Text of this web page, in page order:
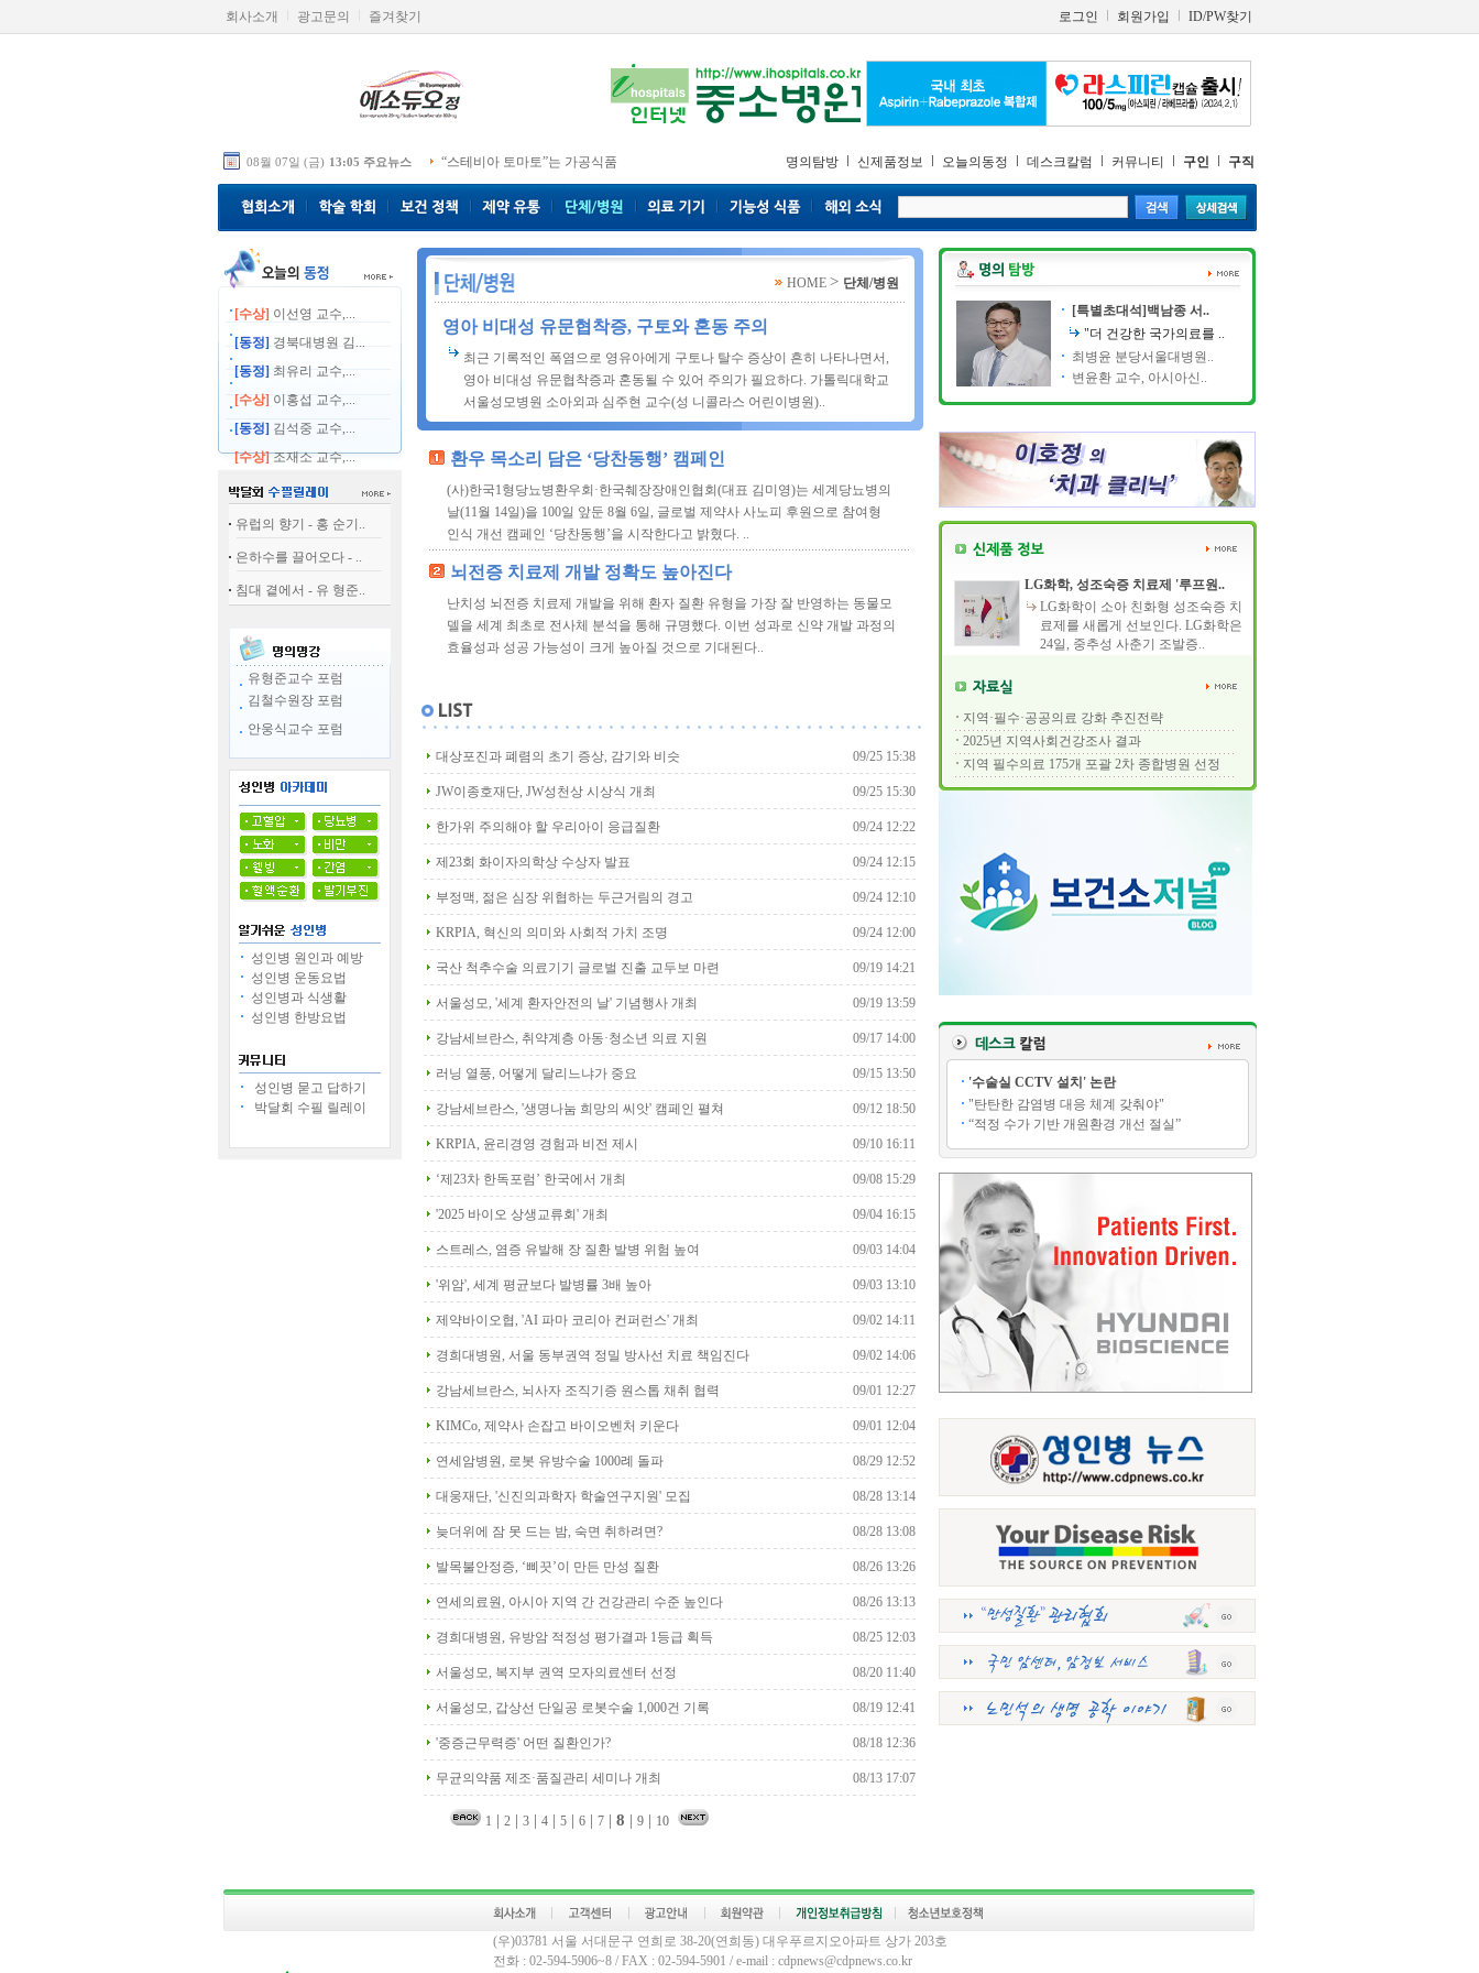
회사소개 광고문의 즐겨찾기 로그인 회원가입 ID/PW찾기
08월 07일 (금) 13:05 주요뉴스 “스테비아 토마토”는 가공식품 명의탐방 신제품정보 오늘의동정 데스크칼럼 커뮤니티 구인 구직
[수상] 이선영 교수,...
[동정] 경북대병원 김...
[동정] 최유리 교수,...
[수상] 이홍섭 교수,...
[동정] 김석중 교수,...
[수상]조재소 교수,...
유럽의 향기 - 홍 순기..
은하수를 끌어오다 - ..
침대 곁에서 - 유 형준..
유형준교수 포럼
김철수원장 포럼
안웅식교수 포럼
성인병 원인과 예방
성인병 운동요법
성인병과 식생활
성인병 한방요법
성인병 묻고 답하기
박달회 수필 릴레이
HOME > 단체/병원
영아 비대성 유문협착증, 구토와 혼동 주의
최근 기록적인 폭염으로 영유아에게 구토나 탈수 증상이 흔히 나타나면서,
영아 비대성 유문협착증과 혼동될 수 있어 주의가 필요하다. 가톨릭대학교
서울성모병원 소아외과 심주현 교수(성 니콜라스 어린이병원)..
환우 목소리 담은 ‘당찬동행’ 캠페인
(사)한국1형당뇨병환우회·한국췌장장애인협회(대표 김미영)는 세계당뇨병의
날(11월 14일)을 100일 앞둔 8월 6일, 글로벌 제약사 사노피 후원으로 참여형
인식 개선 캠페인 ‘당찬동행’을 시작한다고 밝혔다. ..
뇌전증 치료제 개발 정확도 높아진다
난치성 뇌전증 치료제 개발을 위해 환자 질환 유형을 가장 잘 반영하는 동물모
델을 세계 최초로 전사체 분석을 통해 규명했다. 이번 성과로 신약 개발 과정의
효율성과 성공 가능성이 크게 높아질 것으로 기대된다..
대상포진과 폐렴의 초기 증상, 감기와 비슷 09/25 15:38
JW이종호재단, JW성천상 시상식 개최 09/25 15:30
한가위 주의해야 할 우리아이 응급질환 09/24 12:22
제23회 화이자의학상 수상자 발표 09/24 12:15
부정맥, 젊은 심장 위협하는 두근거림의 경고 09/24 12:10
KRPIA, 혁신의 의미와 사회적 가치 조명 09/24 12:00
국산 척추수술 의료기기 글로벌 진출 교두보 마련 09/19 14:21
서울성모, '세계 환자안전의 날' 기념행사 개최 09/19 13:59
강남세브란스, 취약계층 아동·청소년 의료 지원 09/17 14:00
러닝 열풍, 어떻게 달리느냐가 중요 09/15 13:50
강남세브란스, '생명나눔 희망의 씨앗' 캠페인 펼쳐 09/12 18:50
KRPIA, 윤리경영 경험과 비전 제시 09/10 16:11
‘제23차 한독포럼’ 한국에서 개최 09/08 15:29
'2025 바이오 상생교류회' 개최 09/04 16:15
스트레스, 염증 유발해 장 질환 발병 위험 높여 09/03 14:04
'위암', 세계 평균보다 발병률 3배 높아 09/03 13:10
제약바이오협, 'AI 파마 코리아 컨퍼런스' 개최 09/02 14:11
경희대병원, 서울 동부권역 정밀 방사선 치료 책임진다 09/02 14:06
강남세브란스, 뇌사자 조직기증 원스톱 채취 협력 09/01 12:27
KIMCo, 제약사 손잡고 바이오벤처 키운다 09/01 12:04
연세암병원, 로봇 유방수술 1000례 돌파 08/29 12:52
대웅재단, '신진의과학자 학술연구지원' 모집 08/28 13:14
늦더위에 잠 못 드는 밤, 숙면 취하려면? 08/28 13:08
발목불안정증, ‘삐끗’이 만든 만성 질환 08/26 13:26
연세의료원, 아시아 지역 간 건강관리 수준 높인다 08/26 13:13
경희대병원, 유방암 적정성 평가결과 1등급 획득 08/25 12:03
서울성모, 복지부 권역 모자의료센터 선정 08/20 11:40
서울성모, 갑상선 단일공 로봇수술 1,000건 기록 08/19 12:41
'중증근무력증' 어떤 질환인가? 08/18 12:36
무균의약품 제조·품질관리 세미나 개최 08/13 17:07
1 | 2| 3| 4| 5| 6| 7| 8 | 9| 10
[특별초대석]백남종 서..
"더 건강한 국가의료를 ..
최병윤 분당서울대병원..
변윤환 교수, 아시아신..
LG화학, 성조숙증 치료제 '루프원..
LG화학이 소아 친화형 성조숙증 치
료제를 새롭게 선보인다. LG화학은
24일, 중추성 사춘기 조발증..
지역·필수·공공의료 강화 추진전략
2025년 지역사회건강조사 결과
지역 필수의료 175개 포괄 2차 종합병원 선정
'수술실 CCTV 설치' 논란
"탄탄한 감염병 대응 체계 갖춰야"
“적정 수가 기반 개원환경 개선 절실”
(우)03781 서울 서대문구 연희로 38-20(연희동) 대우푸르지오아파트 상가 203호
전화 : 02-594-5906~8 / FAX : 02-594-5901 / e-mail : cdpnews@cdpnews.co.kr